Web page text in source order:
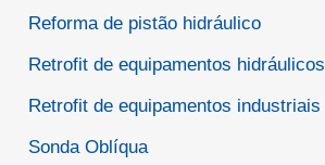
Reforma de pistão hidráulico
Retrofit de equipamentos hidráulicos
Retrofit de equipamentos industriais
Sonda Oblíqua